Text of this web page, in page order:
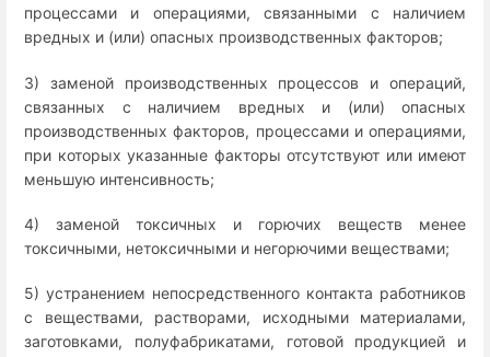
процессами и операциями, связанными с наличием
вредных и (или) опасных производственных факторов;
3) заменой производственных процессов и операций,
связанных с наличием вредных и (или) опасных
производственных факторов, процессами и операциями,
при которых указанные факторы отсутствуют или имеют
меньшую интенсивность;
4) заменой токсичных и горючих веществ менее
токсичными, нетоксичными и негорючими веществами;
5) устранением непосредственного контакта работников
с веществами, растворами, исходными материалами,
заготовками, полуфабрикатами, готовой продукцией и